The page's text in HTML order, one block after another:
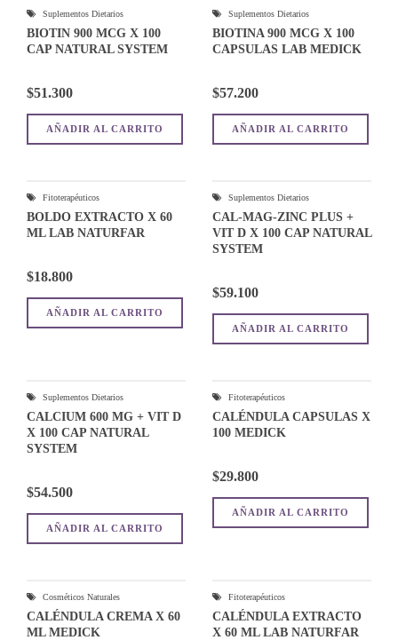
Suplementos Dietarios
BIOTIN 900 MCG X 100
CAP NATURAL SYSTEM
$51.300
AÑADIR AL CARRITO
Suplementos Dietarios
BIOTINA 900 MCG X 100
CAPSULAS LAB MEDICK
$57.200
AÑADIR AL CARRITO
Fitoterapéuticos
BOLDO EXTRACTO X 60
ML LAB NATURFAR
$18.800
AÑADIR AL CARRITO
Suplementos Dietarios
CAL-MAG-ZINC PLUS +
VIT D X 100 CAP NATURAL
SYSTEM
$59.100
AÑADIR AL CARRITO
Suplementos Dietarios
CALCIUM 600 MG + VIT D
X 100 CAP NATURAL
SYSTEM
$54.500
AÑADIR AL CARRITO
Fitoterapéuticos
CALÉNDULA CAPSULAS X
100 MEDICK
$29.800
AÑADIR AL CARRITO
Cosméticos Naturales
CALÉNDULA CREMA X 60
ML MEDICK
Fitoterapéuticos
CALÉNDULA EXTRACTO
X 60 ML LAB NATURFAR